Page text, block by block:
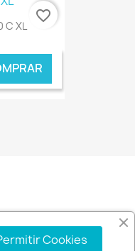
C XL
favorite_border
Cookies